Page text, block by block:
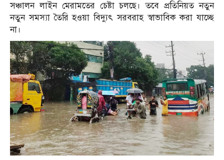
সঞ্চালন লাইন মেরামতের চেষ্টা চলছে। তবে প্রতিনিয়ত নতুন
নতুন সমস্যা তৈরি হওয়া বিদ্যুৎ সরবরাহ স্বাভাবিক করা যাচ্ছে
না।